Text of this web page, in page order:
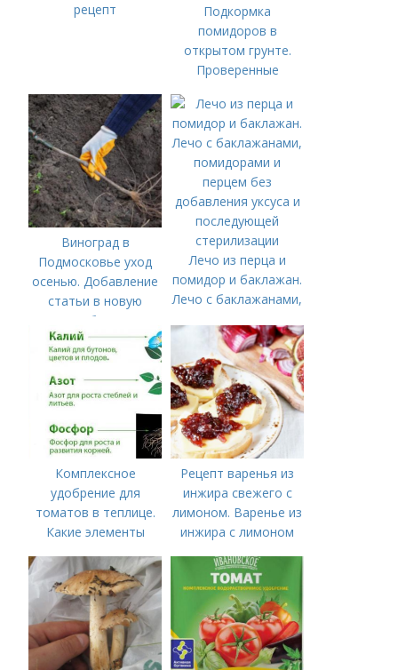
рецепт
Подкормка
помидоров в
открытом грунте.
Проверенные
минеральные
удобрения
Виноград в
Подмосковье уход
осенью. Добавление
статьи в новую
подборку
Лечо из перца и
помидор и баклажан.
Лечо с баклажанами,
перцем без
добавления уксуса и
последующей
стерилизации
Комплексное
удобрение для
томатов в теплице.
Какие элементы
особенности их
внесения
Рецепт варенья из
инжира свежего с
лимоном. Варенье из
инжира с лимоном